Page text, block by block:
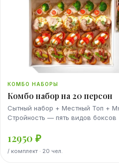
КОМБО НАБОРЫ
Комбо набор на 20 персон
Сытный набор + Местный Топ +
Стройность — пять видов боксов
12950 ₽
/ комплект · 20 чел.